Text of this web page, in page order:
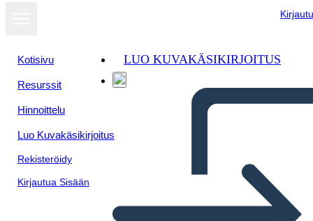
Kotisivu
Resurssit
Hinnoittelu
Luo Kuvakäsikirjoitus
Rekisteröidy
Kirjautua Sisään
LUO KUVAKÄSIKIRJOITUS